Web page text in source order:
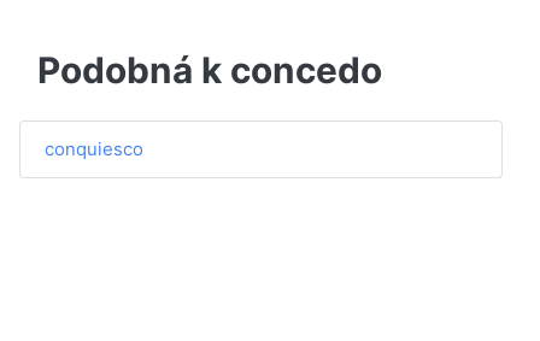
Podobná k concedo
conquiesco